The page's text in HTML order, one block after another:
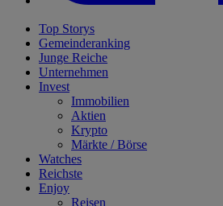
Top Storys
Gemeinderanking
Junge Reiche
Unternehmen
Invest
Immobilien
Aktien
Krypto
Märkte / Börse
Watches
Reichste
Enjoy
Reisen